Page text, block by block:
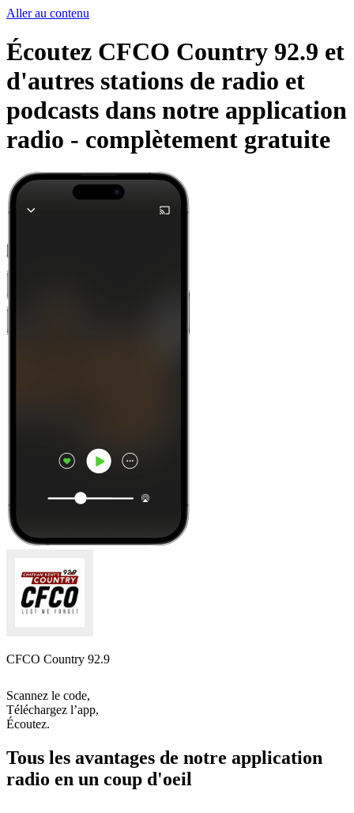
Aller au contenu
Écoutez CFCO Country 92.9 et
d'autres stations de radio et
podcasts dans notre application
radio - complètement gratuite
CFCO Country 92.9
Scannez le code,
Téléchargez l’app,
Écoutez.
Tous les avantages de notre application
radio en un coup d'oeil